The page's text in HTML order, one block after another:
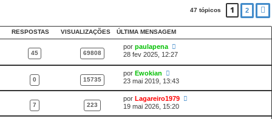
47 tópicos 1 2
RESPOSTAS VISUALIZAÇÕES ÚLTIMA MENSAGEM
45 69808
por paulapena
28 fev 2025, 12:27
0 15735
por Ewokian
23 mai 2019, 13:43
7 223
por Lagareiro1979
19 mai 2026, 15:20